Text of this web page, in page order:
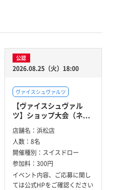
公認
2026.08.25（火）18:00
ヴァイスシュヴァルツ
【ヴァイスシュヴァル
ツ】ショップ大会（ネ...
店舗名： 浜松店
人数： 8名
開催種別： スイスドロー
参加料： 300円
イベント内容、ご応募に関し
ては公式HPをご確認ください